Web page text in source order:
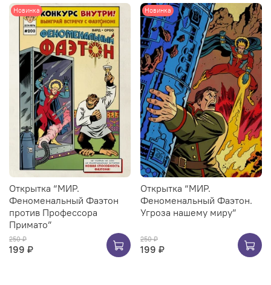
Новинка
Открытка “МИР.
Феноменальный Фаэтон
против Профессора
Примато”
250 ₽
199 ₽
Новинка
Открытка “МИР.
Феноменальный Фаэтон.
Угроза нашему миру”
250 ₽
199 ₽